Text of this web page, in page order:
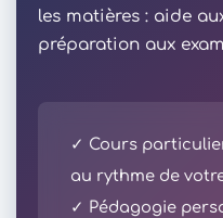
les matières : aide
préparation aux
✓ Cours
au rythme de
✓ Pédagogie